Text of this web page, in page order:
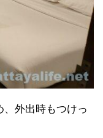
外出時もつけっ